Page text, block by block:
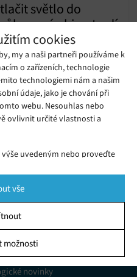
cookies
my a naši partneři používáme k
o zařízeních, technologie
technologiemi nám a našim
údaje, jako je chování při
webu. Nesouhlas nebo
ovlivnit určité vlastnosti a
uvedeným nebo proveďte
budou použity pouze na tomto
nebo kliknutím na tlačítko
v zařízení, Porozumění
kombinací údajů z
vše
možnosti
světlo do
objev, tvrdí
velmi slibnou budoucnost.
– převratná technologie
z Česka
2020 Samuel
novinky